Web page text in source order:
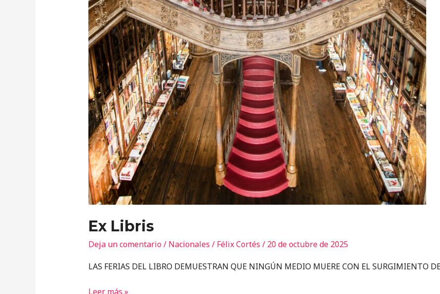
Ex Libris
Deja un comentario/ Nacionales / Félix Cortés / 20 de octubre de 2025
LAS FERIAS DEL LIBRO DEMUESTRAN QUE NINGÚN MEDIO MUERE CON EL SURGIMIENTO
Leer más »